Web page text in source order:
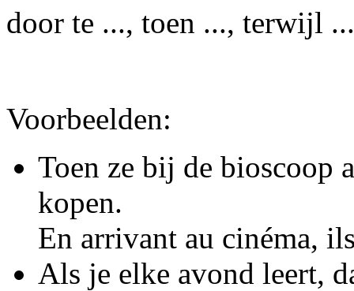
door te ..., toen ..., terwijl
Voorbeelden:
Toen ze bij de bioscoop
kopen.
En arrivant au cinéma,
Als je elke avond leert,